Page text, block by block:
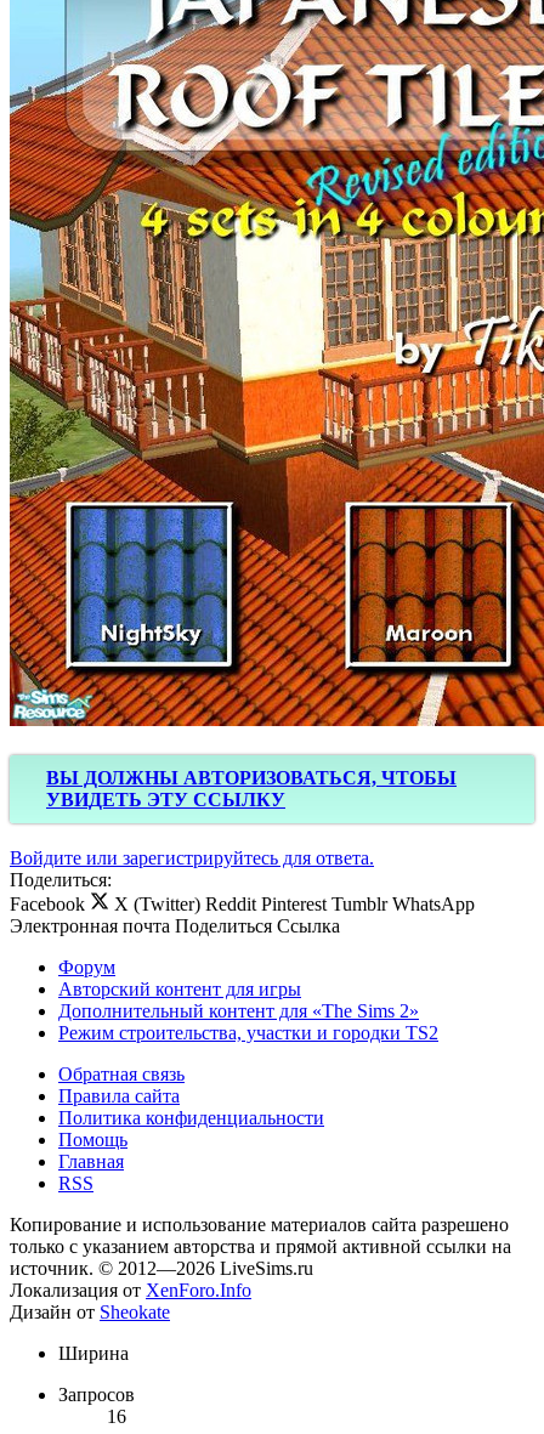
ВЫ ДОЛЖНЫ АВТОРИЗОВАТЬСЯ, ЧТОБЫ
УВИДЕТЬ ЭТУ ССЫЛКУ
Войдите или зарегистрируйтесь для ответа.
Поделиться:
Facebook
X (Twitter) Reddit Pinterest Tumblr WhatsApp
Электронная почта Поделиться Ссылка
Форум
Авторский контент для игры
Дополнительный контент для «The Sims 2»
Режим строительства, участки и городки TS2
Обратная связь
Правила сайта
Политика конфиденциальности
Помощь
Главная
RSS
Копирование и использование материалов сайта разрешено
только с указанием авторства и прямой активной ссылки на
источник. © 2012—2026 LiveSims.ru
Локализация от XenForo.Info
Дизайн от Sheokate
Ширина
Запросов
16